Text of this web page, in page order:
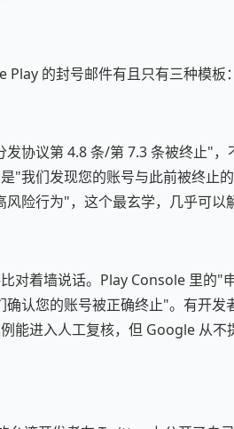
的封号邮件有且只有三种模板：
协议第 4.8 条/第 7.3 条被终止"
"我们发现您的账号与此前被终止
险行为"，这个最玄学，几乎可以
对着墙说话。Play Console 里的"
认您的账号被正确终止"。有开发
能进入人工复核，但 Google 从不